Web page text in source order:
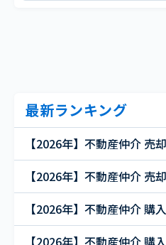
最新ランキング
【2026年】不動産仲介 売
【2026年】不動産仲介 売却
【2026年】不動産仲介 購入